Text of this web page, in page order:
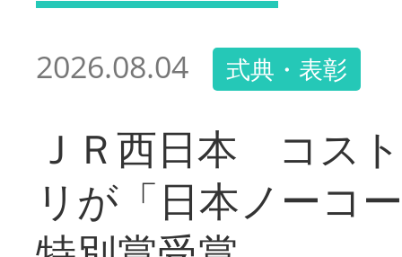
2026.08.04 式典・表彰
ＪＲ西日本 コス
リが「日本ノーコ